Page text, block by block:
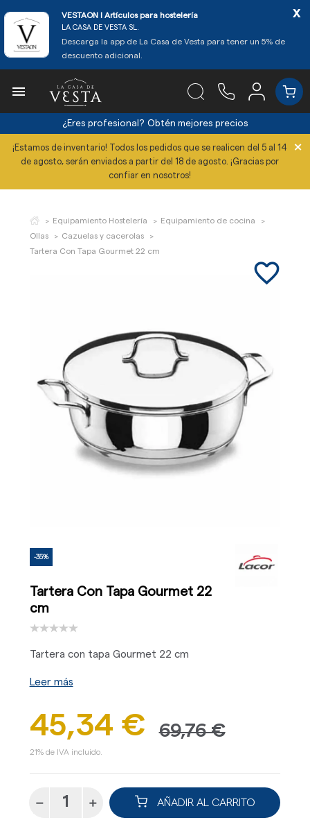
VESTAON l Artículos para hostelería
LA CASA DE VESTA SL.
Descarga la app de La Casa de Vesta para tener un 5% de
descuento adicional.
x

¿Eres profesional? Obtén mejores precios
¡Estamos de inventario! Todos los pedidos que se realicen del 5 al 14
de agosto, serán enviados a partir del 18 de agosto. ¡Gracias por
confiar en nosotros!
×
Equipamiento Hostelería
Equipamiento de cocina
Ollas
Cazuelas y cacerolas
Tartera Con Tapa Gourmet 22 cm
favorite_border
-35%
Tartera Con Tapa Gourmet 22
cm
Tartera con tapa Gourmet 22 cm
Leer más
45,34 € 69,76 €
21% de IVA incluido.
AÑADIR AL CARRITO